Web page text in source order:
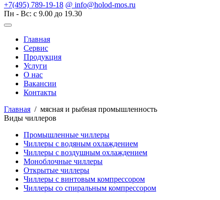
+7(495) 789-19-18 @ info@holod-mos.ru
Пн - Вс: c 9.00 до 19.30
Главная
Сервис
Продукция
Услуги
О нас
Вакансии
Контакты
Главная / мясная и рыбная промышленность
Виды чиллеров
Промышленные чиллеры
Чиллеры с водяным охлаждением
Чиллеры с воздушным охлаждением
Моноблочные чиллеры
Открытые чиллеры
Чиллеры с винтовым компрессором
Чиллеры со спиральным компрессором